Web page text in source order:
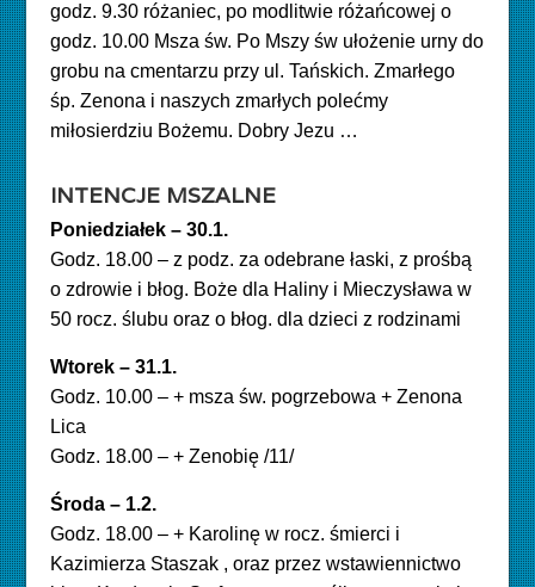
godz. 9.30 różaniec, po modlitwie różańcowej o
godz. 10.00 Msza św. Po Mszy św ułożenie urny do
grobu na cmentarzu przy ul. Tańskich. Zmarłego
śp. Zenona i naszych zmarłych polećmy
miłosierdziu Bożemu. Dobry Jezu …
INTENCJE MSZALNE
Poniedziałek – 30.1.
Godz. 18.00 – z podz. za odebrane łaski, z prośbą
o zdrowie i błog. Boże dla Haliny i Mieczysława w
50 rocz. ślubu oraz o błog. dla dzieci z rodzinami
Wtorek – 31.1.
Godz. 10.00 – + msza św. pogrzebowa + Zenona
Lica
Godz. 18.00 – + Zenobię /11/
Środa – 1.2.
Godz. 18.00 – + Karolinę w rocz. śmierci i
Kazimierza Staszak , oraz przez wstawiennictwo